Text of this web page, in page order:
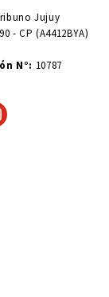
Jujuy
- CP (A4412BYA)
N°: 10787